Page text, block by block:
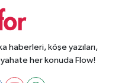
haberleri, köşe yazıları,
her konuda Flow!